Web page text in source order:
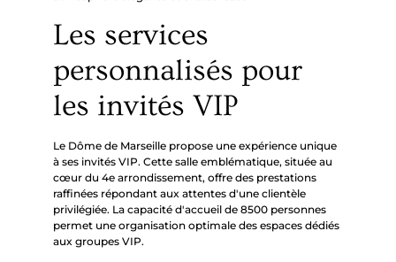
Les services
personnalisés pour
les invités VIP
Le Dôme de Marseille propose une expérience unique
à ses invités VIP. Cette salle emblématique, située au
cœur du 4e arrondissement, offre des prestations
raffinées répondant aux attentes d'une clientèle
privilégiée. La capacité d'accueil de 8500 personnes
permet une organisation optimale des espaces dédiés
aux groupes VIP.